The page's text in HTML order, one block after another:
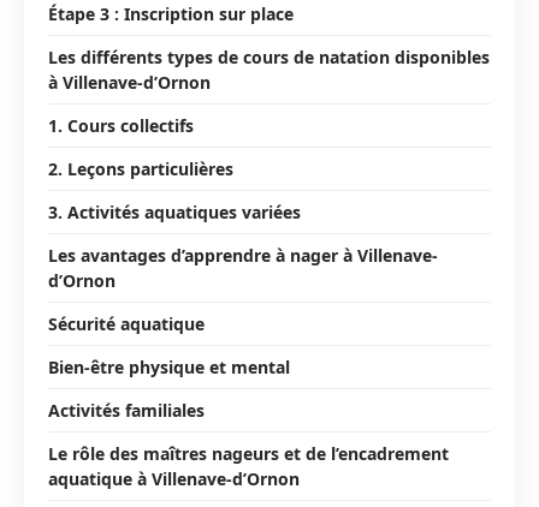
Étape 3 : Inscription sur place
Les différents types de cours de natation disponibles
à Villenave-d’Ornon
1. Cours collectifs
2. Leçons particulières
3. Activités aquatiques variées
Les avantages d’apprendre à nager à Villenave-
d’Ornon
Sécurité aquatique
Bien-être physique et mental
Activités familiales
Le rôle des maîtres nageurs et de l’encadrement
aquatique à Villenave-d’Ornon